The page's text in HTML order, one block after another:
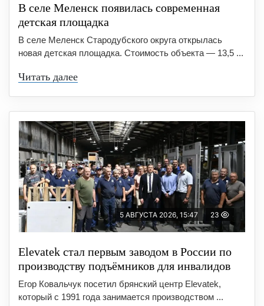
В селе Меленск появилась современная
детская площадка
В селе Меленск Стародубского округа открылась
новая детская площадка. Стоимость объекта — 13,5 ...
Читать далее
5 АВГУСТА 2026, 15:47 23
Elevatek стал первым заводом в России по
производству подъёмников для инвалидов
Егор Ковальчук посетил брянский центр Elevatek,
который с 1991 года занимается производством ...